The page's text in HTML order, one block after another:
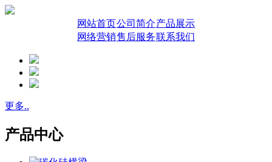
网站首页公司简介产品展示
网络营销售后服务联系我们
更多..
产品中心